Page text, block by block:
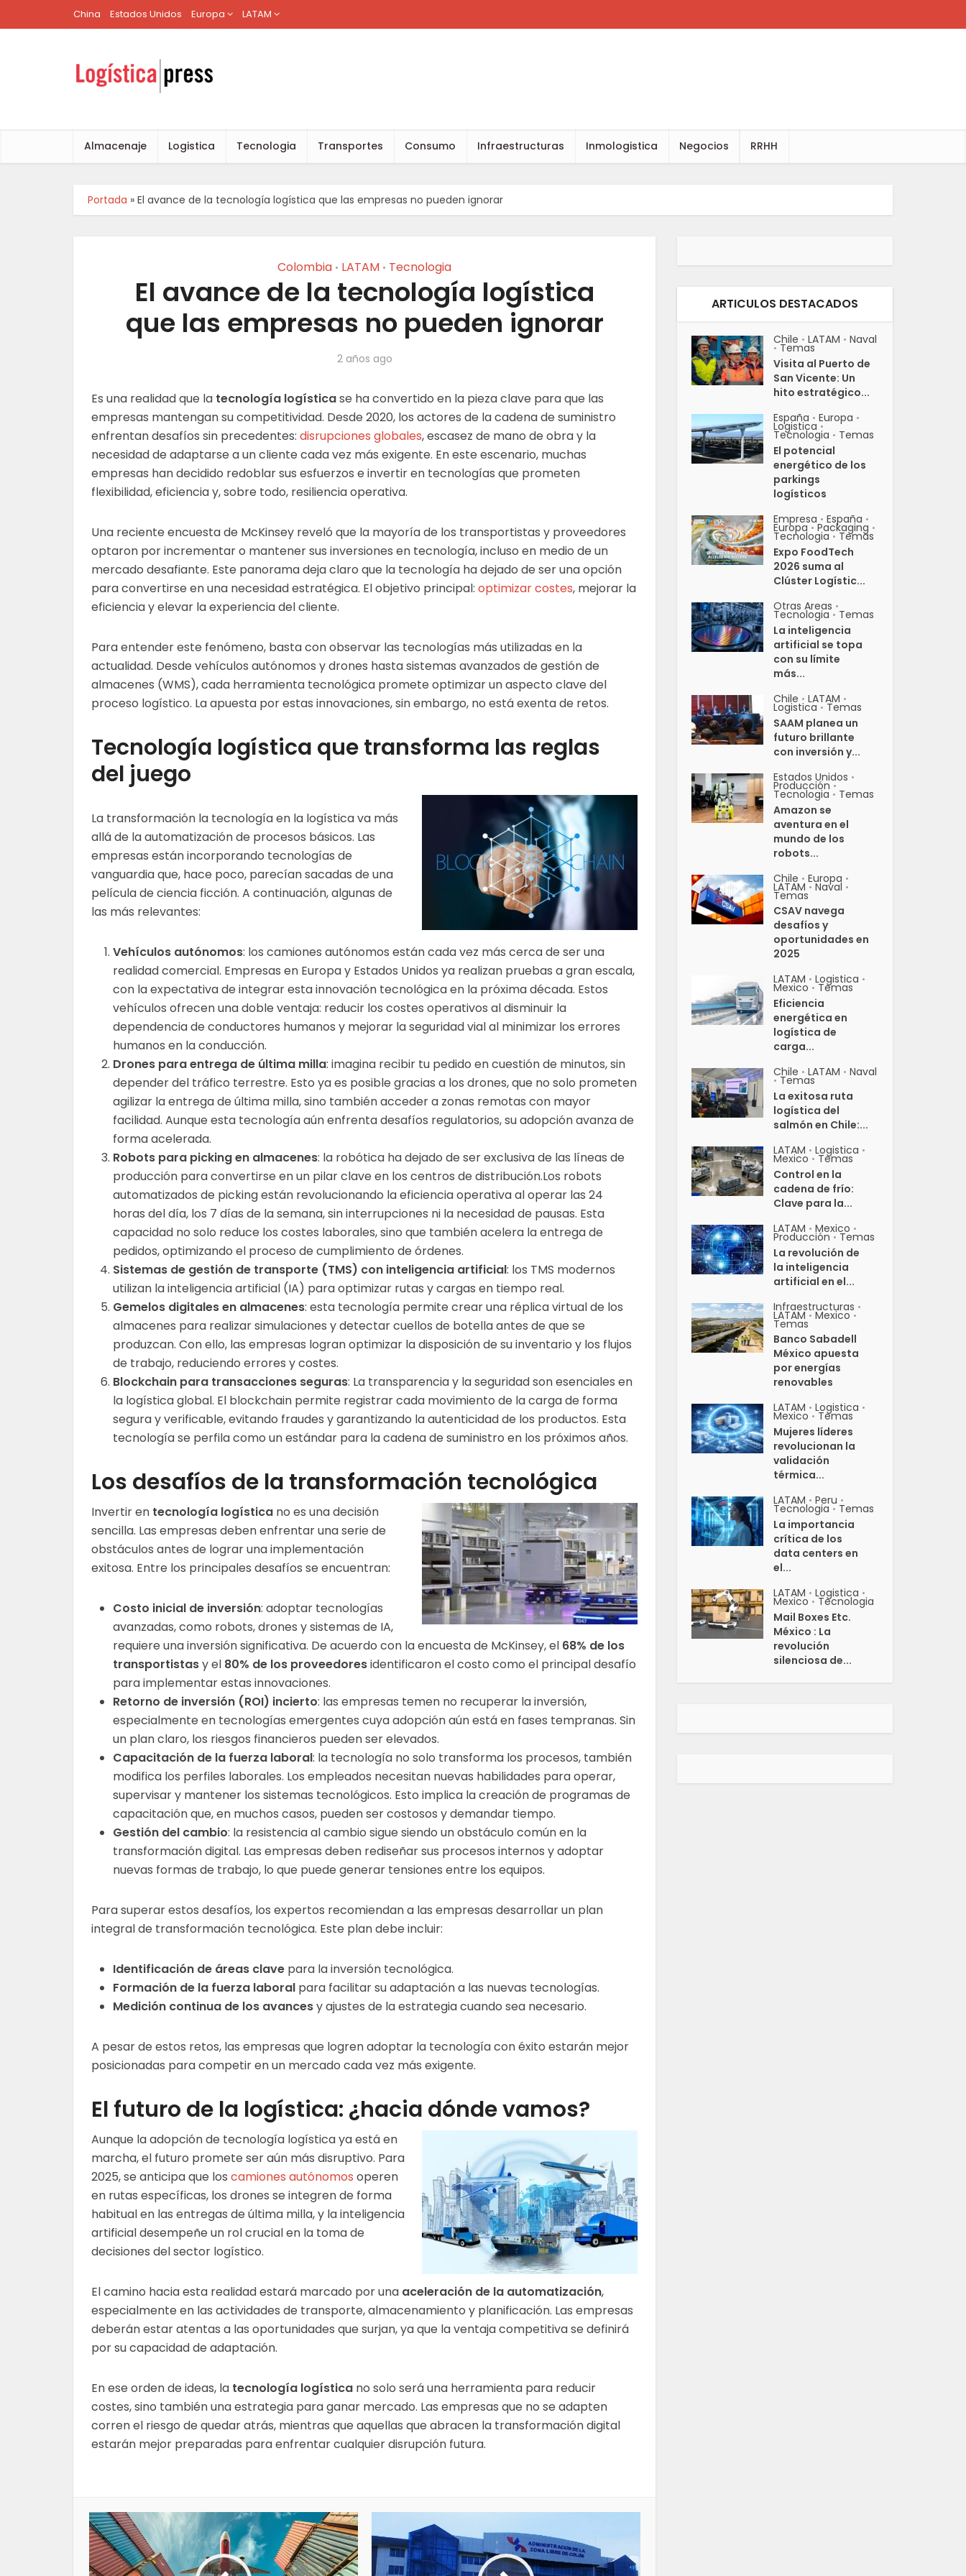
China Estados Unidos Europa LATAM
Almacenaje Logistica Tecnologia Transportes Consumo Infraestructuras Inmologistica Negocios RRHH
Portada » El avance de la tecnología logística que las empresas no pueden ignorar
Colombia • LATAM • Tecnologia
El avance de la tecnología logística
que las empresas no pueden ignorar
2 años ago
Es una realidad que la tecnología logísticase ha convertido en la pieza clave para que las
empresas mantengan su competitividad. Desde 2020, los actores de la cadena de suministro
enfrentan desafíos sin precedentes: disrupciones globales, escasez de mano de obra y la
necesidad de adaptarse a un cliente cada vez más exigente. En este escenario, muchas
empresas han decidido redoblar sus esfuerzos e invertir en tecnologías que prometen
flexibilidad, eficiencia y, sobre todo, resiliencia operativa.
Una reciente encuesta de McKinsey reveló que la mayoría de los transportistas y proveedores
optaron por incrementar o mantener sus inversiones en tecnología, incluso en medio de un
mercado desafiante. Este panorama deja claro que la tecnología ha dejado de ser una opción
para convertirse en una necesidad estratégica. El objetivo principal: optimizar costes, mejorar la
eficiencia y elevar la experiencia del cliente.
Para entender este fenómeno, basta con observar las tecnologías más utilizadas en la
actualidad. Desde vehículos autónomos y drones hasta sistemas avanzados de gestión de
almacenes (WMS), cada herramienta tecnológica promete optimizar un aspecto clave del
proceso logístico. La apuesta por estas innovaciones, sin embargo, no está exenta de retos.
Tecnología logística que transforma las reglas
del juego
La transformación la tecnología en la logística va más
allá de la automatización de procesos básicos. Las
empresas están incorporando tecnologías de
vanguardia que, hace poco, parecían sacadas de una
película de ciencia ficción. A continuación, algunas de
las más relevantes:
Vehículos autónomos: los camiones autónomos están cada vez más cerca de ser una
realidad comercial. Empresas en Europa y Estados Unidos ya realizan pruebas a gran escala,
con la expectativa de integrar esta innovación tecnológica en la próxima década. Estos
vehículos ofrecen una doble ventaja: reducir los costes operativos al disminuir la
dependencia de conductores humanos y mejorar la seguridad vial al minimizar los errores
humanos en la conducción.
Drones para entrega de última milla: imagina recibir tu pedido en cuestión de minutos, sin
depender del tráfico terrestre. Esto ya es posible gracias a los drones, que no solo prometen
agilizar la entrega de última milla, sino también acceder a zonas remotas con mayor
facilidad. Aunque esta tecnología aún enfrenta desafíos regulatorios, su adopción avanza de
forma acelerada.
Robots para picking en almacenes: la robótica ha dejado de ser exclusiva de las líneas de
producción para convertirse en un pilar clave en los centros de distribución.Los robots
automatizados de picking están revolucionando la eficiencia operativa al operar las 24
horas del día, los 7 días de la semana, sin interrupciones ni la necesidad de pausas. Esta
capacidad no solo reduce los costes laborales, sino que también acelera la entrega de
pedidos, optimizando el proceso de cumplimiento de órdenes.
Sistemas de gestión de transporte (TMS) con inteligencia artificial: los TMS modernos
utilizan la inteligencia artificial (IA) para optimizar rutas y cargas en tiempo real.
Gemelos digitales en almacenes: esta tecnología permite crear una réplica virtual de los
almacenes para realizar simulaciones y detectar cuellos de botella antes de que se
produzcan. Con ello, las empresas logran optimizar la disposición de su inventario y los flujos
de trabajo, reduciendo errores y costes.
Blockchain para transacciones seguras: La transparencia y la seguridad son esenciales en
la logística global. El blockchain permite registrar cada movimiento de la carga de forma
segura y verificable, evitando fraudes y garantizando la autenticidad de los productos. Esta
tecnología se perfila como un estándar para la cadena de suministro en los próximos años.
Los desafíos de la transformación tecnológica
Invertir en tecnología logística no es una decisión
sencilla. Las empresas deben enfrentar una serie de
obstáculos antes de lograr una implementación
exitosa. Entre los principales desafíos se encuentran:
Costo inicial de inversión: adoptar tecnologías
avanzadas, como robots, drones y sistemas de IA,
requiere una inversión significativa. De acuerdo con la encuesta de McKinsey, el 68% de los
transportistasy el 80% de los proveedoresidentificaron el costo como el principal desafío
para implementar estas innovaciones.
Retorno de inversión (ROI) incierto: las empresas temen no recuperar la inversión,
especialmente en tecnologías emergentes cuya adopción aún está en fases tempranas. Sin
un plan claro, los riesgos financieros pueden ser elevados.
Capacitación de la fuerza laboral: la tecnología no solo transforma los procesos, también
modifica los perfiles laborales. Los empleados necesitan nuevas habilidades para operar,
supervisar y mantener los sistemas tecnológicos. Esto implica la creación de programas de
capacitación que, en muchos casos, pueden ser costosos y demandar tiempo.
Gestión del cambio: la resistencia al cambio sigue siendo un obstáculo común en la
transformación digital. Las empresas deben rediseñar sus procesos internos y adoptar
nuevas formas de trabajo, lo que puede generar tensiones entre los equipos.
Para superar estos desafíos, los expertos recomiendan a las empresas desarrollar un plan
integral de transformación tecnológica. Este plan debe incluir:
Identificación de áreas clave para la inversión tecnológica.
Formación de la fuerza laboral para facilitar su adaptación a las nuevas tecnologías.
Medición continua de los avancesy ajustes de la estrategia cuando sea necesario.
A pesar de estos retos, las empresas que logren adoptar la tecnología con éxito estarán mejor
posicionadas para competir en un mercado cada vez más exigente.
El futuro de la logística: ¿hacia dónde vamos?
Aunque la adopción de tecnología logística ya está en
marcha, el futuro promete ser aún más disruptivo. Para
2025, se anticipa que los camiones autónomos operen
en rutas específicas, los drones se integren de forma
habitual en las entregas de última milla, y la inteligencia
artificial desempeñe un rol crucial en la toma de
decisiones del sector logístico.
El camino hacia esta realidad estará marcado por una aceleración de la automatización,
especialmente en las actividades de transporte, almacenamiento y planificación. Las empresas
deberán estar atentas a las oportunidades que surjan, ya que la ventaja competitiva se definirá
por su capacidad de adaptación.
En ese orden de ideas, la tecnología logística no solo será una herramienta para reducir
costes, sino también una estrategia para ganar mercado. Las empresas que no se adapten
corren el riesgo de quedar atrás, mientras que aquellas que abracen la transformación digital
estarán mejor preparadas para enfrentar cualquier disrupción futura.
ARTICULOS DESTACADOS
Chile • LATAM • Naval
• Temas
Visita al Puerto de
San Vicente: Un
hito estratégico...
España • Europa •
Logistica •
Tecnologia • Temas
El potencial
energético de los
parkings
logísticos
Empresa • España •
Europa • Packaging •
Tecnologia • Temas
Expo FoodTech
2026 suma al
Clúster Logístic...
Otras Areas •
Tecnologia • Temas
La inteligencia
artificial se topa
con su límite
más...
Chile • LATAM •
Logistica • Temas
SAAM planea un
futuro brillante
con inversión y...
Estados Unidos •
Producción •
Tecnologia • Temas
Amazon se
aventura en el
mundo de los
robots...
Chile • Europa •
LATAM • Naval •
Temas
CSAV navega
desafíos y
oportunidades en
2025
LATAM • Logistica •
Mexico • Temas
Eficiencia
energética en
logística de
carga...
Chile • LATAM • Naval
• Temas
La exitosa ruta
logística del
salmón en Chile:...
LATAM • Logistica •
Mexico • Temas
Control en la
cadena de frío:
Clave para la...
LATAM • Mexico •
Producción • Temas
La revolución de
la inteligencia
artificial en el...
Infraestructuras •
LATAM • Mexico •
Temas
Banco Sabadell
México apuesta
por energías
renovables
LATAM • Logistica •
Mexico • Temas
Mujeres líderes
revolucionan la
validación
térmica...
LATAM • Peru •
Tecnologia • Temas
La importancia
crítica de los
data centers en
el...
LATAM • Logistica •
Mexico • Tecnologia
Mail Boxes Etc.
México : La
revolución
silenciosa de...